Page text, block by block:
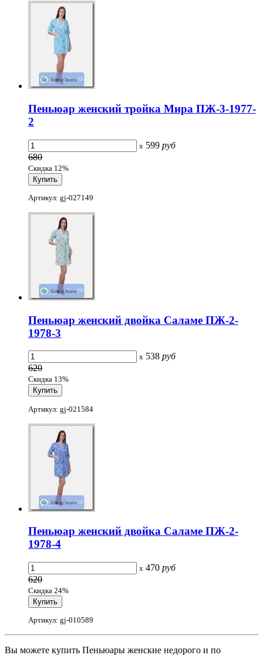
Пеньюар женский тройка Мира ПЖ-3-1977-
2
x 599 руб
680
Скидка 12%
Артикул: gj-027149
Пеньюар женский двойка Саламе ПЖ-2-
1978-3
x 538 руб
620
Скидка 13%
Артикул: gj-021584
Пеньюар женский двойка Саламе ПЖ-2-
1978-4
x 470 руб
620
Скидка 24%
Артикул: gj-010589
Вы можете купить Пеньюары женские недорого и по